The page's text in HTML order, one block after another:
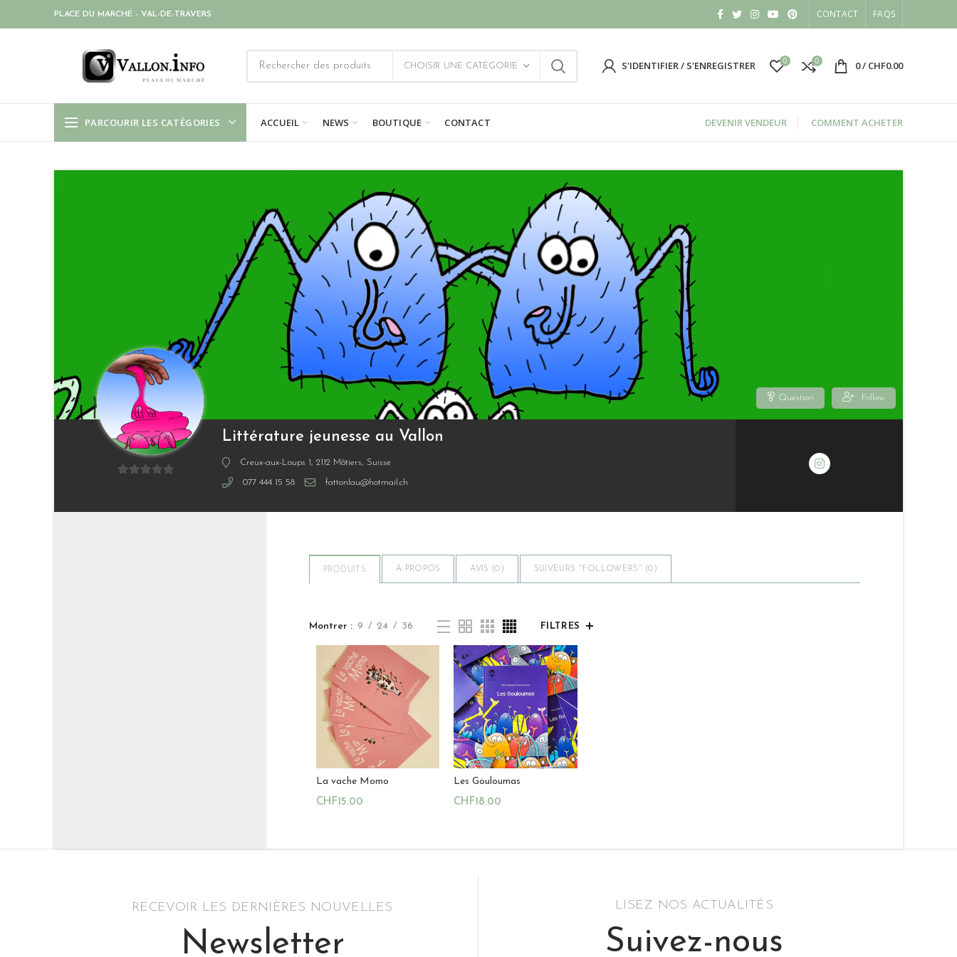
PLACE DU MARCHÉ - VAL-DE-TRAVERS CONTACT FAQS
CHOISIR UNE CATÉGORIE S'IDENTIFIER / S'ENREGISTRER 0 0 0/ CHF0.00
PARCOURIR LES CATÉGORIES ACCUEIL NEWS BOUTIQUE CONTACT DEVENIR VENDEUR COMMENT ACHETER
Littérature jeunesse au Vallon
Creux-aux-Loups 1, 2112 Môtiers, Suisse
077 444 15 58 fattonlau@hotmail.ch
Question Follow
PRODUITS À PROPOS AVIS (0 ) SUIVEURS "FOLLOWERS" (0 )
Montrer 9 24 36 FILTRES
La vache Momo
CHF15.00
Les Gouloumas
CHF18.00
RECEVOIR LES DERNIÈRES NOUVELLES
Newsletter
LISEZ NOS ACTUALITÉS
Suivez-nous